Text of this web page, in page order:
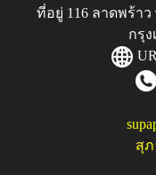
ที่อยู่ 116 ลาดพร้า
กรุ
สุภ